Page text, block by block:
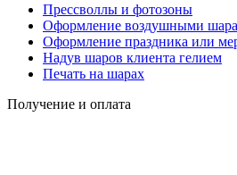
Прессволлы и фотозоны
Оформление воздушными
Оформление праздника или
Надув шаров клиента гелием
Печать на шарах
Получение и оплата